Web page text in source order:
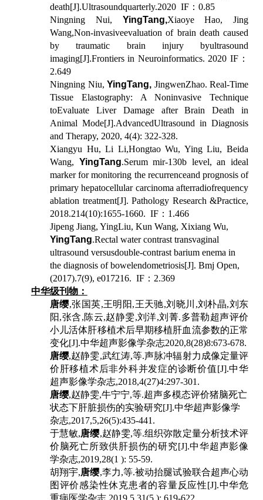
death[J].Ultrasoundquarterly.2020 IF ： 0.85
Ningning Nui, YingTang,Xiaoye Hao, Jing
Wang,Non-invasiveevaluation of brain death caused
by traumatic brain injury byultrasound
imaging[J].Frontiers in Neuroinformatics. 2020 IF：
2.649
Ningning Niu, YingTang, JingwenZhao. Real-Time
Tissue Elastography: A Noninvasive Technique
toEvaluate Liver Damage after Brain Death in
Animal Mode[J].AdvancedUltrasound in Diagnosis
and Therapy, 2020, 4(4): 322-328.
Xiangyu Hu, Li Li,Hongtao Wu, Ying Liu, Beida
Wang, YingTang.Serum mir-130b level, an ideal
marker for monitoring the recurrenceand prognosis of
primary hepatocellular carcinoma afterradiofrequency
ablation treatment[J]. Pathology Research &Practice,
2018.214(10):1655-1660. IF ： 1.466
Jipeng Jiang, YingLiu, Kun Wang, Xixiang Wu,
YingTang.Rectal water contrast transvaginal
ultrasound versusdouble-contrast barium enema in
the diagnosis of bowelendometriosis[J]. Bmj Open,
(2017).7(9), e017216. IF ： 2.369
中华级刊物：
唐缨,张国英,王明阳,王天驰,刘晓川 ,刘朴晶,刘东
阳,张含,陈云,赵静雯,刘洋,刘菁.多普勒超声评价
小儿活体肝移植术后早期移植肝血流参数的正常
变化[J].中华超声影像学杂志2020,8(28)8:673-678.
唐缨,赵静雯,武红涛,等.声脉冲辐射力成像定量评
价肝移植术后非外科并发症的诊断价值[J].中华
超声影像学杂志,2018,4(27)4:297-301.
唐缨,赵静雯,牛宁宁,等.超声多模态评价猪脑死亡
状态下肝脏损伤的实验研究[J].中华超声影像学
杂志,2017,5,26(5):435-441.
于慧敏,唐缨,赵静雯,等.组织弥散定量分析技术评
价脑死亡所致供肝损伤的研究[J].中华超声影像
学杂志,2019,28(1 ): 55-59.
胡翔宇,唐缨,李力,等.被动抬腿试验联合超声心动
图评价感染性休克患者的容量反应性[J].中华危
重病医学杂志 ,2019,5,31(5 ): 619-622.